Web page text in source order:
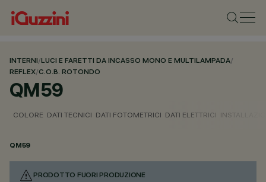
INTERNI/LUCI E FARETTI DA INCASSO MONO E MULTILAMPADA/
REFLEX/C.O.B. ROTONDO
QM59
COLORE DATI TECNICI DATI FOTOMETRICI DATI ELETTRICI
QM59
PRODOTTO FUORI PRODUZIONE